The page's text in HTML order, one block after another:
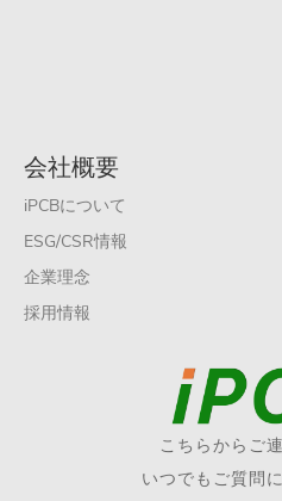
会社概要
iPCBについて
ESG/CSR情報
企業理念
採用情報
こちらからご
いつでもご質問